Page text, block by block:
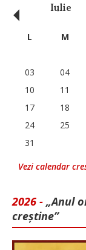
Iulie
‹ L M
03
04
10
11
17
18
24
25
31
Vezi calendar
2026 - „Anul
creștine”